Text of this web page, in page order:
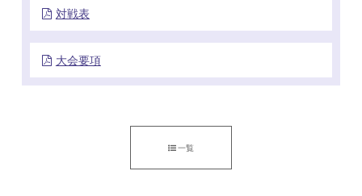
対戦表
大会要項
一覧